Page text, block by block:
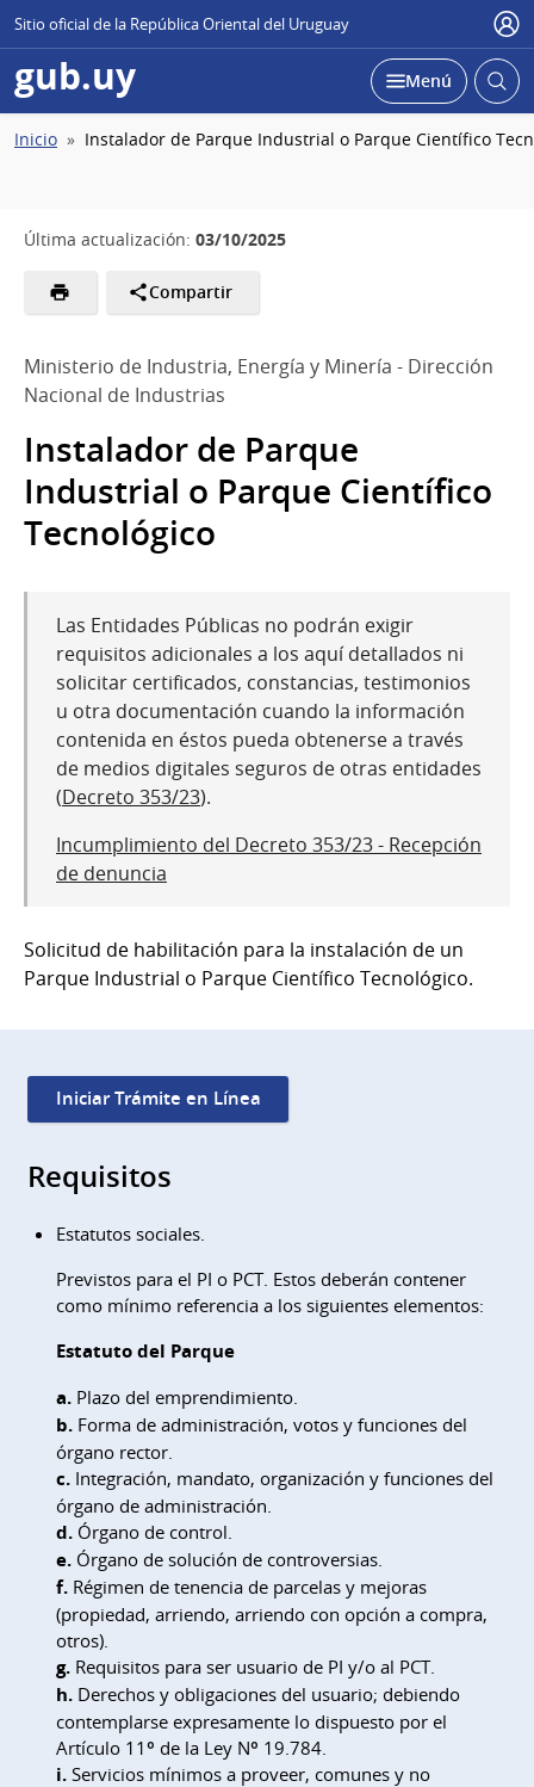
Sitio oficial de la República Oriental del Uruguay
gub.uy Desplegar
Menú Abrir
Ruta
Inicio Instalador de Parque Industrial o Parque Científico
Última actualización: 03/10/2025
Compartir
Ministerio de Industria, Energía y Minería - Dirección
Nacional de Industrias
Instalador de Parque
Industrial o Parque Científico
Tecnológico
Las Entidades Públicas no podrán exigir
requisitos adicionales a los aquí detallados ni
solicitar certificados, constancias, testimonios
u otra documentación cuando la información
contenida en éstos pueda obtenerse a través
de medios digitales seguros de otras entidades
(Decreto 353/23).
Incumplimiento del Decreto 353/23 - Recepción
de denuncia
Solicitud de habilitación para la instalación de un
Parque Industrial o Parque Científico Tecnológico.
Iniciar Trámite en Línea
Requisitos
Estatutos sociales.
Previstos para el PI o PCT. Estos deberán contener
como mínimo referencia a los siguientes elementos:
Estatuto del Parque
a.Plazo del emprendimiento.
b.Forma de administración, votos y funciones del
órgano rector.
c.Integración, mandato, organización y funciones del
órgano de administración.
d.Órgano de control.
e.Órgano de solución de controversias.
f.Régimen de tenencia de parcelas y mejoras
(propiedad, arriendo, arriendo con opción a compra,
otros).
g.Requisitos para ser usuario de PI y/o al PCT.
h.Derechos y obligaciones del usuario; debiendo
contemplarse expresamente lo dispuesto por el
Artículo 11º de la Ley Nº 19.784.
i.Servicios mínimos a proveer, comunes y no